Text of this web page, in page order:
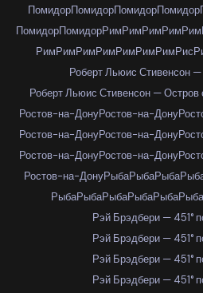
ПомидорПомидорПомидорПомидор
ПомидорПомидорРимРимРимРимРим
РимРимРимРимРимРимРимРис
Роберт Льюис Стивенсон
Роберт Льюис Стивенсон — Остров
Ростов-на-ДонуРостов-на-Дону
Ростов-на-ДонуРостов-на-Дону
Ростов-на-ДонуРостов-на-Дону
Ростов-на-ДонуРыбаРыбаРыба
РыбаРыбаРыбаРыбаРыбаРыба
Рэй Брэдбери — 451°
Рэй Брэдбери — 451°
Рэй Брэдбери — 451°
Рэй Брэдбери — 451°